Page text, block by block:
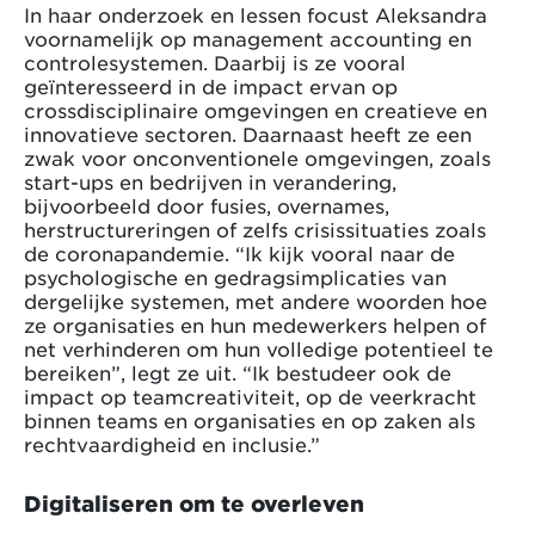
In haar onderzoek en lessen focust Aleksandra
voornamelijk op management accounting en
controlesystemen. Daarbij is ze vooral
geïnteresseerd in de impact ervan op
crossdisciplinaire omgevingen en creatieve en
innovatieve sectoren. Daarnaast heeft ze een
zwak voor onconventionele omgevingen, zoals
start-ups en bedrijven in verandering,
bijvoorbeeld door fusies, overnames,
herstructureringen of zelfs crisissituaties zoals
de coronapandemie. “Ik kijk vooral naar de
psychologische en gedragsimplicaties van
dergelijke systemen, met andere woorden hoe
ze organisaties en hun medewerkers helpen of
net verhinderen om hun volledige potentieel te
bereiken”, legt ze uit. “Ik bestudeer ook de
impact op teamcreativiteit, op de veerkracht
binnen teams en organisaties en op zaken als
rechtvaardigheid en inclusie.”
Digitaliseren om te overleven